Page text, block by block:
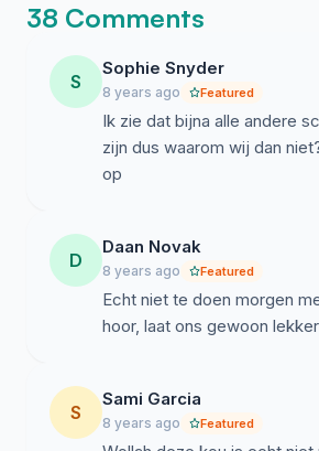
38 Comments
S
Sophie Snyder
8 years ago Featured
Ik zie dat bijna alle andere
zijn dus waarom wij dan
op
D
Daan Novak
8 years ago Featured
Echt niet te doen morgen
hoor, laat ons gewoon
S
Sami Garcia
8 years ago Featured